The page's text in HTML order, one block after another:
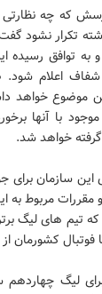
که چه
تکرار نشود
به توافق رسیده
شفاف اعلام
موضوع خواهد
با آنها
گرفته خواهد شد.
این سازمان برای
مربوط به
تیم های لیگ
فوتبال کشورمان
لیگ